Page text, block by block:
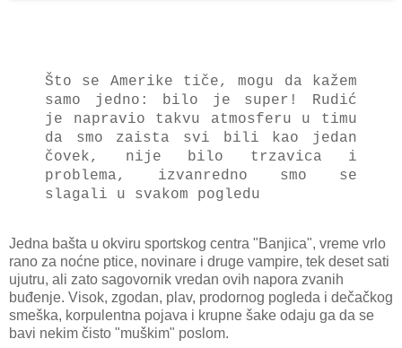
Što se Amerike tiče, mogu da kažem
samo jedno: bilo je super! Rudić
je napravio takvu atmosferu u timu
da smo zaista svi bili kao jedan
čovek, nije bilo trzavica i
problema, izvanredno smo se
slagali u svakom pogledu
Jedna bašta u okviru sportskog centra "Banjica", vreme vrlo
rano za noćne ptice, novinare i druge vampire, tek deset sati
ujutru, ali zato sagovornik vredan ovih napora zvanih
buđenje. Visok, zgodan, plav, prodornog pogleda i dečačkog
smeška, korpulentna pojava i krupne šake odaju ga da se
bavi nekim čisto "muškim" poslom.